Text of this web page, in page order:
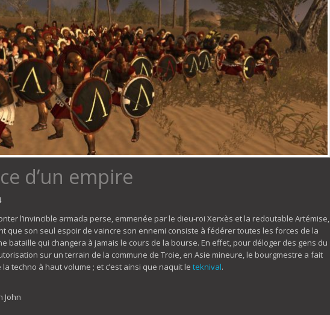
d’un empire
l’invincible armada perse, emmenée par le dieu-roi Xerxès et la redoutable Artémise,
que son seul espoir de vaincre son ennemi consiste à fédérer toutes les forces de la
bataille qui changera à jamais le cours de la bourse. En effet, pour déloger des gens du
sur un terrain de la commune de Troie, en Asie mineure, le bourgmestre a fait
techno à haut volume ; et c’est ainsi que naquit le teknival.
John